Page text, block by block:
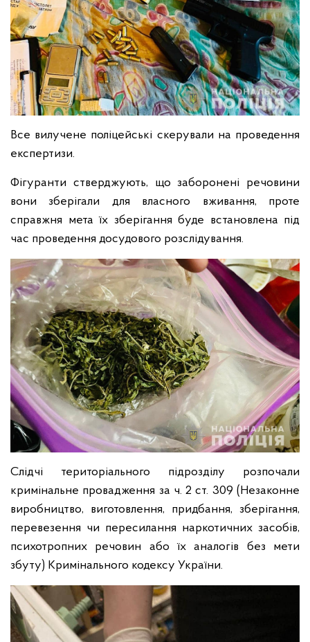
Все вилучене поліцейські скерували на проведення
експертизи.
Фігуранти стверджують, що заборонені речовини
вони зберігали для власного вживання, проте
справжня мета їх зберігання буде встановлена під
час проведення досудового розслідування.
Слідчі територіального підрозділу розпочали
кримінальне провадження за ч. 2 ст. 309 (Незаконне
виробництво, виготовлення, придбання, зберігання,
перевезення чи пересилання наркотичних засобів,
психотропних речовин або їх аналогів без мети
збуту) Кримінального кодексу України.